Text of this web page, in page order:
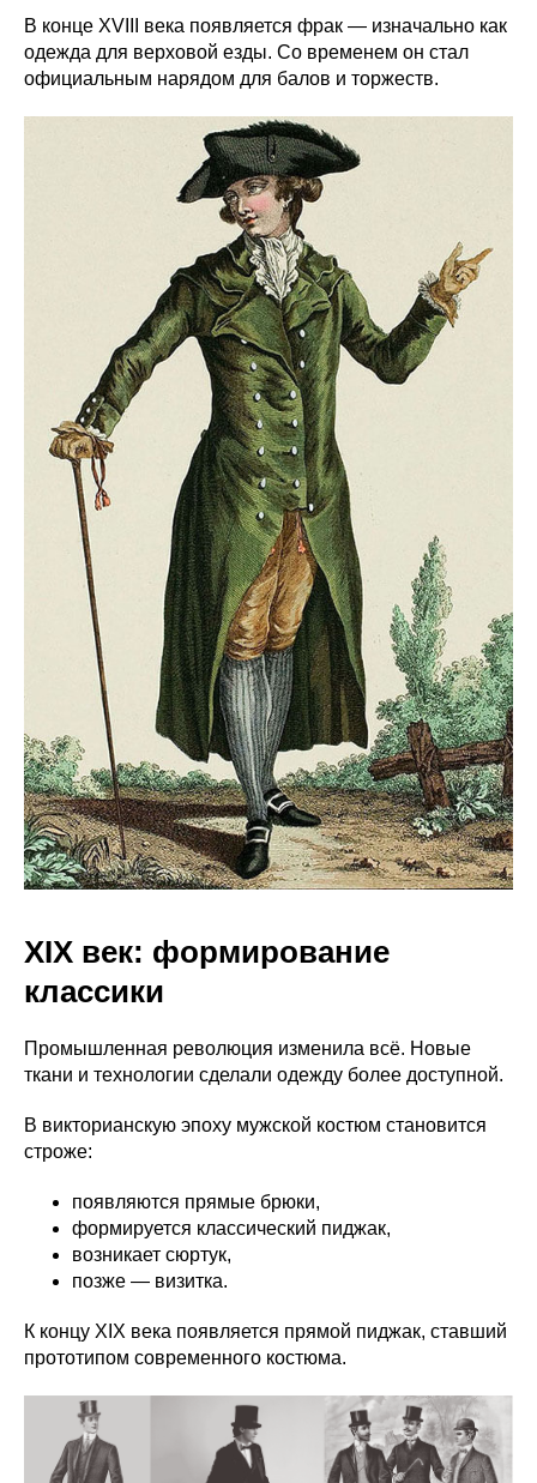
В конце XVIII века появляется фрак — изначально как
одежда для верховой езды. Со временем он стал
официальным нарядом для балов и торжеств.
XIX век: формирование
классики
Промышленная революция изменила всё. Новые
ткани и технологии сделали одежду более доступной.
В викторианскую эпоху мужской костюм становится
строже:
появляются прямые брюки,
формируется классический пиджак,
возникает сюртук,
позже — визитка.
К концу XIX века появляется прямой пиджак, ставший
прототипом современного костюма.